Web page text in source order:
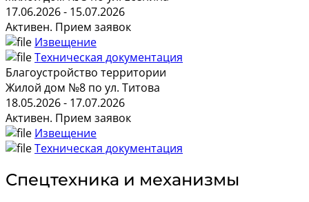
17.06.2026 - 15.07.2026
Активен. Прием заявок
Извещение
Техническая документация
Благоустройство территории
Жилой дом №8 по ул. Титова
18.05.2026 - 17.07.2026
Активен. Прием заявок
Извещение
Техническая документация
Спецтехника и механизмы